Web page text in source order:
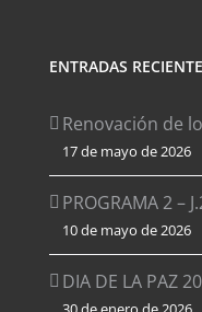
ENTRADAS
Renovación de
17 de mayo de 2026
PROGRAMA 2 –
10 de mayo de 2026
DIA DE LA PAZ